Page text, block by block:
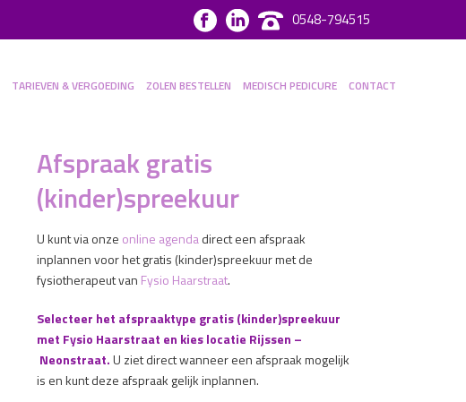
0548-794515
TARIEVEN & VERGOEDING ZOLEN BESTELLEN MEDISCH PEDICURE CONTACT
Afspraak gratis
(kinder)spreekuur
U kunt via onze online agendadirect een afspraak
inplannen voor het gratis (kinder)spreekuur met de
fysiotherapeut van Fysio Haarstraat.
Selecteer het afspraaktype gratis (kinder)spreekuur
met Fysio Haarstraat en kies locatie Rijssen –
Neonstraat.U ziet direct wanneer een afspraak mogelijk
is en kunt deze afspraak gelijk inplannen.